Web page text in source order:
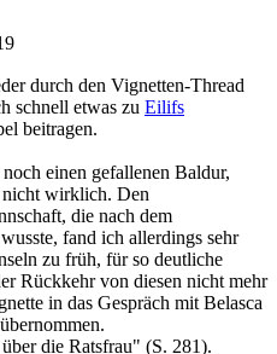
durch den Vignetten-Thread
schnell etwas zu Eilifs
beitragen.
einen gefallenen Baldur,
nicht wirklich. Den
die nach dem
fand ich allerdings sehr
zu früh, für so deutliche
Rückkehr von diesen nicht mehr
in das Gespräch mit Belasca
die Ratsfrau" (S. 281).